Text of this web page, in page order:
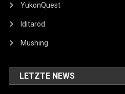
YukonQuest
Iditarod
Mushing
LETZTE NEWS